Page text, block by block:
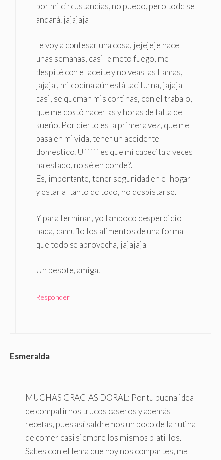
por mi circustancias, no puedo, pero todo se
andará. jajajaja
Te voy a confesar una cosa, jejejeje hace
unas semanas, casi le meto fuego, me
despité con el aceite y no veas las llamas,
jajaja , mi cocina aún está taciturna, jajaja
casi, se queman mis cortinas, con el trabajo,
que me costó hacerlas y horas de falta de
sueño. Por cierto es la primera vez, que me
pasa en mi vida, tener un accidente
domestico. Ufffff es que mi cabecita a veces
ha estado, no sé en donde?.
Es, importante, tener seguridad en el hogar
y estar al tanto de todo, no despistarse.
Y para terminar, yo tampoco desperdicio
nada, camuflo los alimentos de una forma,
que todo se aprovecha, jajajaja.
Un besote, amiga.
Responder
Esmeralda
MUCHAS GRACIAS DORAL: Por tu buena idea
de compatirnos trucos caseros y además
recetas, pues así saldremos un poco de la rutina
de comer casi siempre los mismos platillos.
Sabes con el tema que hoy nos compartes, me